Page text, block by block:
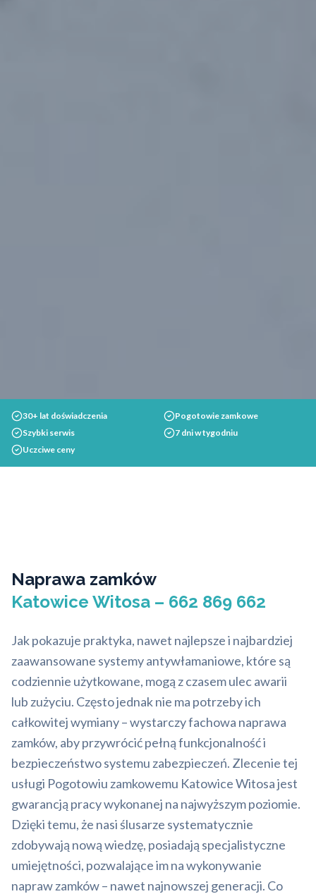
30+ lat doświadczenia
Pogotowie zamkowe
Szybki serwis
7 dni w tygodniu
Uczciwe ceny
Naprawa zamków
Katowice Witosa – 662 869 662
Jak pokazuje praktyka, nawet najlepsze i najbardziej
zaawansowane systemy antywłamaniowe, które są
codziennie użytkowane, mogą z czasem ulec awarii
lub zużyciu. Często jednak nie ma potrzeby ich
całkowitej wymiany – wystarczy fachowa naprawa
zamków, aby przywrócić pełną funkcjonalność i
bezpieczeństwo systemu zabezpieczeń. Zlecenie tej
usługi Pogotowiu zamkowemu Katowice Witosa jest
gwarancją pracy wykonanej na najwyższym poziomie.
Dzięki temu, że nasi ślusarze systematycznie
zdobywają nową wiedzę, posiadają specjalistyczne
umiejętności, pozwalające im na wykonywanie
napraw zamków – nawet najnowszej generacji. Co